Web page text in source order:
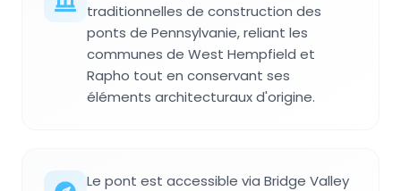
traditionnelles de construction des
ponts de Pennsylvanie, reliant les
communes de West Hempfield et
Rapho tout en conservant ses
éléments architecturaux d'origine.
Le pont est accessible via Bridge Valley